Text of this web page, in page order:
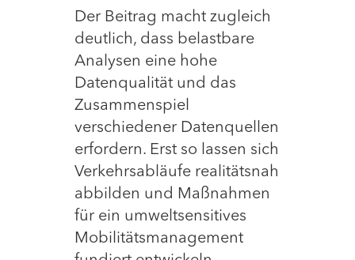
Der Beitrag macht zugleich
deutlich, dass belastbare
Analysen eine hohe
Datenqualität und das
Zusammenspiel
verschiedener Datenquellen
erfordern. Erst so lassen sich
Verkehrsabläufe realitätsnah
abbilden und Maßnahmen
für ein umweltsensitives
Mobilitätsmanagement